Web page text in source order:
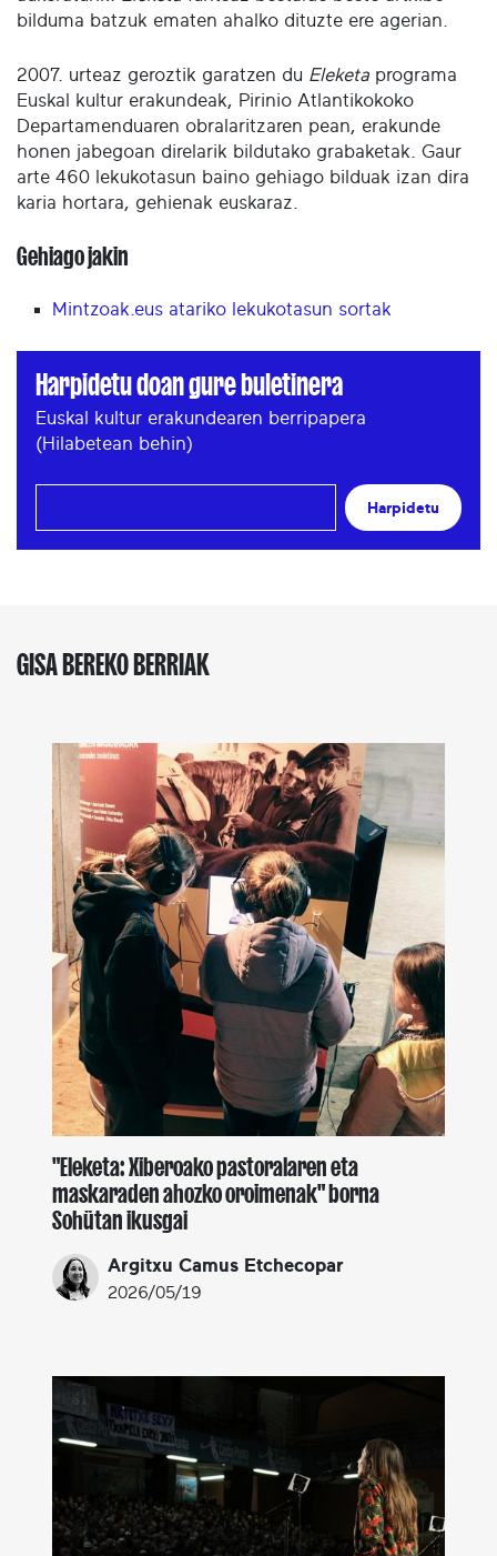
bilduma batzuk ematen ahalko dituzte ere agerian.
2007. urteaz geroztik garatzen du Eleketa programa
Euskal kultur erakundeak, Pirinio Atlantikokoko
Departamenduaren obralaritzaren pean, erakunde
honen jabegoan direlarik bildutako grabaketak. Gaur
arte 460 lekukotasun baino gehiago bilduak izan dira
karia hortara, gehienak euskaraz.
Gehiago jakin
Mintzoak.eus atariko lekukotasun sortak
Harpidetu doan gure buletinera
Euskal kultur erakundearen berripapera
(Hilabetean behin)
Harpidetu
GISA BEREKO BERRIAK
"Eleketa: Xiberoako pastoralaren eta
maskaraden ahozko oroimenak" borna
Sohütan ikusgai
Argitxu Camus Etchecopar
2026/05/19